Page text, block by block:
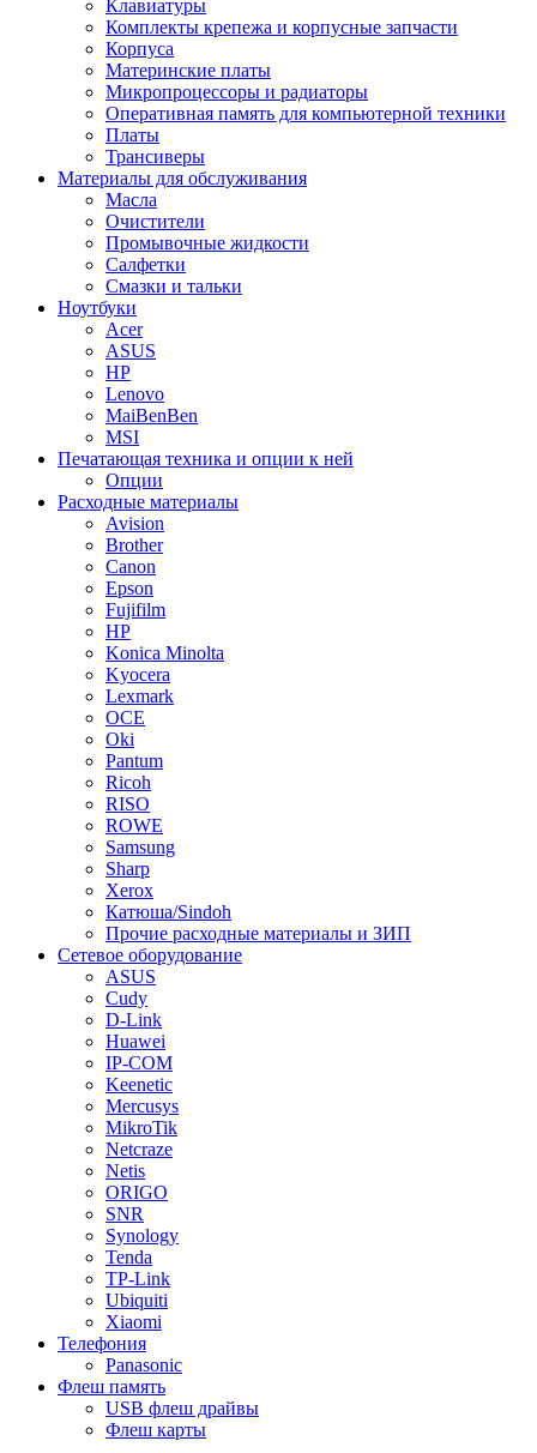
Клавиатуры
Комплекты крепежа и корпусные запчасти
Корпуса
Материнские платы
Микропроцессоры и радиаторы
Оперативная память для компьютерной техники
Платы
Трансиверы
Материалы для обслуживания
Масла
Очистители
Промывочные жидкости
Салфетки
Смазки и тальки
Ноутбуки
Acer
ASUS
HP
Lenovo
MaiBenBen
MSI
Печатающая техника и опции к ней
Опции
Расходные материалы
Avision
Brother
Canon
Epson
Fujifilm
HP
Konica Minolta
Kyocera
Lexmark
OCE
Oki
Pantum
Ricoh
RISO
ROWE
Samsung
Sharp
Xerox
Катюша/Sindoh
Прочие расходные материалы и ЗИП
Сетевое оборудование
ASUS
Cudy
D-Link
Huawei
IP-COM
Keenetic
Mercusys
MikroTik
Netcraze
Netis
ORIGO
SNR
Synology
Tenda
TP-Link
Ubiquiti
Xiaomi
Телефония
Panasonic
Флеш память
USB флеш драйвы
Флеш карты